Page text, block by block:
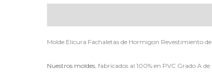
Molde Elicura Fachaletas de Hormigon Revestimiento
Nuestros moldes , fabricados al 100% en PVC Grado A